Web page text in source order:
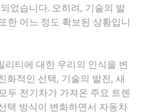
었습니다. 오히려, 기술의 발
한 어느 정도 확보된 상황입니
리티에 대한 우리의 인식을 변
화적인 선택, 기술의 발전, 새
두 전기차가 가져온 주요 트렌
택 방식이 변화하면서 자동차